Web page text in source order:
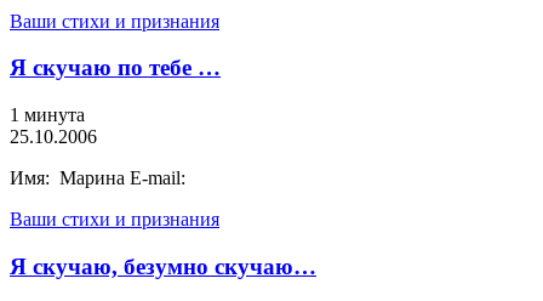
Ваши стихи и признания
Я скучаю по тебе …
1 минута
25.10.2006
Имя: Марина E-mail:
Ваши стихи и признания
Я скучаю, безумно скучаю…